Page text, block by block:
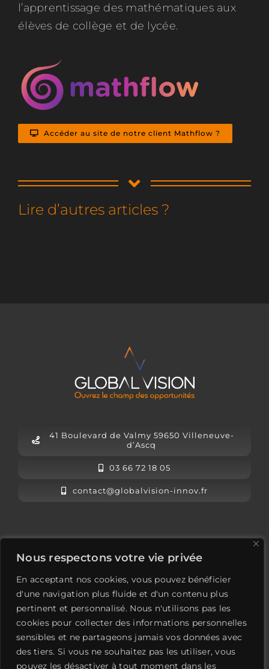
Nous respectons votre vie privée
En acceptant nos cookies, vous pouvez bénéficier
d'une navigation plus fluide et d'un contenu plus
pertinent et personnalisé. Nous n'utilisons pas les
cookies pour collecter des informations personnelles
sensibles et ne partageons jamais vos données avec
des tiers. Si vous ne souhaitez pas les utiliser, vous
pouvez les désactiver à tout moment dans les
l’apprentissage des mathématiques aux
élèves de collège et de lycée.
Accéder au site de notre client Mathflow ?
Lire d’autres articles ?
41 Boulevard de Valmy 59650 Villeneuve-
d’Ascq
03 66 72 18 05
contact@globalvision-innov.fr
L’équipe Global Vision
Mentions légales
Contactez-nous
LinkedIn